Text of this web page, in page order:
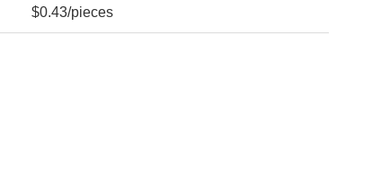
$0.43/pieces